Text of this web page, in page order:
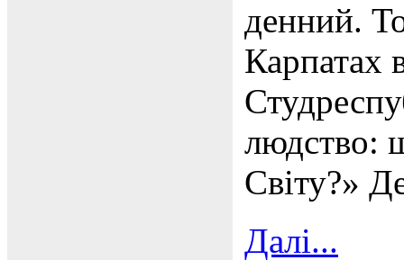
денний.
Карпатах
людство:
Світу?»
Далі...